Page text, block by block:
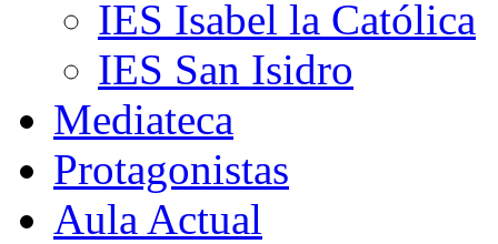
IES Isabel la Católica
IES San Isidro
Mediateca
Protagonistas
Aula Actual